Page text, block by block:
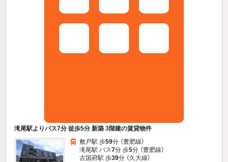
滝尾駅よりバス7分 徒歩5分 新築 3階建の賃貸物件
敷戸駅 歩59分 （豊肥線）
滝尾駅 バス7分 歩5分 （豊肥線）
古国府駅 歩39分 （久大線）